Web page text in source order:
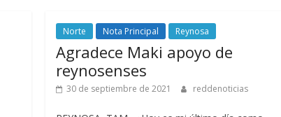
Norte Nota Principal Reynosa
Agradece Maki apoyo de
reynosenses
30 de septiembre de 2021 reddenoticias